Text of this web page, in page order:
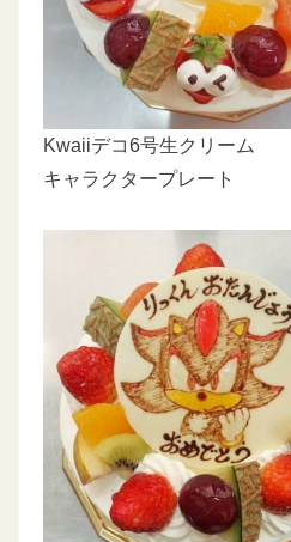
Kwaiiデコ6号生クリーム
キャラクタープレート